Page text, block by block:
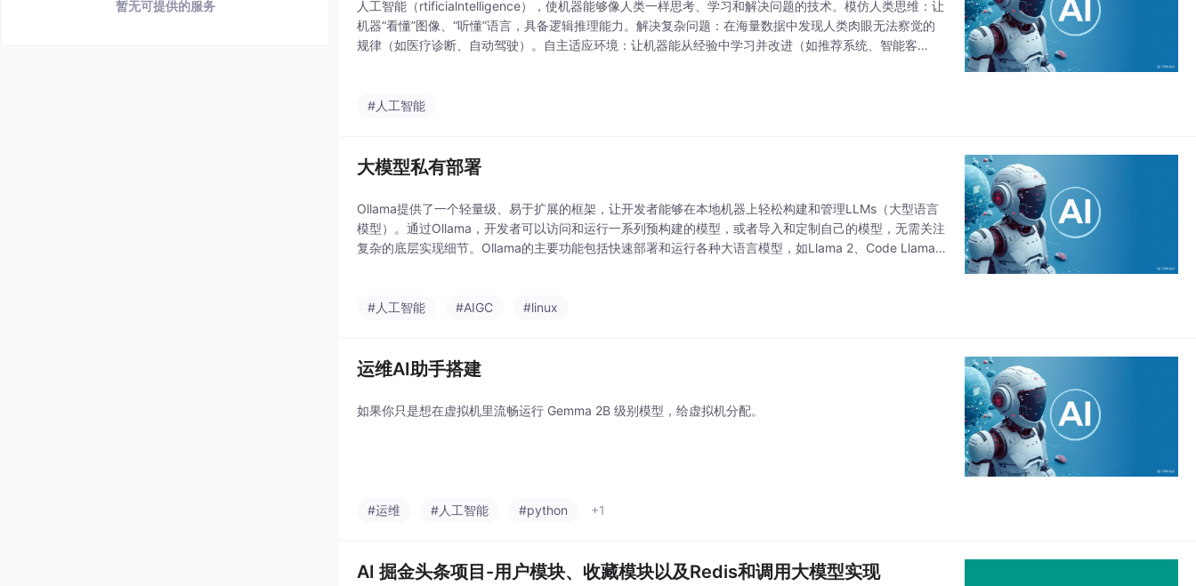
暂无可提供的服务
人工智能（rtificialntelligence），使机器能够像人类一样思考、学习和解决问题的技术。模仿人类思维：让
机器“看懂”图像、“听懂”语言，具备逻辑推理能力。解决复杂问题：在海量数据中发现人类肉眼无法察觉的
规律（如医疗诊断、自动驾驶）。自主适应环境：让机器能从经验中学习并改进（如推荐系统、智能客
#人工智能
大模型私有部署
Ollama提供了一个轻量级、易于扩展的框架，让开发者能够在本地机器上轻松构建和管理LLMs（大型语言
模型）。通过Ollama，开发者可以访问和运行一系列预构建的模型，或者导入和定制自己的模型，无需关注
复杂的底层实现细节。Ollama的主要功能包括快速部署和运行各种大语言模型，如Llama 2、Code Llama
#人工智能 #AIGC #linux
运维AI助手搭建
如果你只是想在虚拟机里流畅运行 Gemma 2B 级别模型，给虚拟机分配。
#运维 #人工智能 #python +1
AI 掘金头条项目-用户模块、收藏模块以及Redis和调用大模型实现